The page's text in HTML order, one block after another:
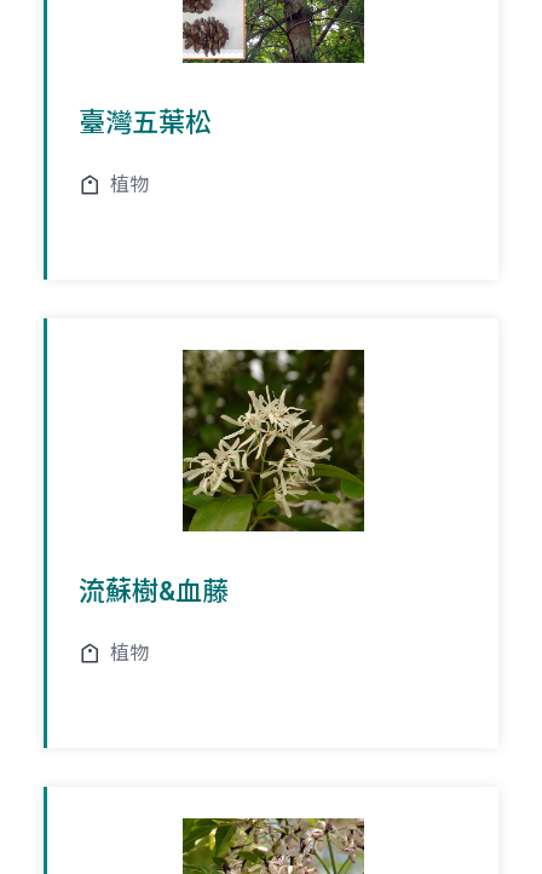
臺灣五葉松
植物
流蘇樹&血藤
植物